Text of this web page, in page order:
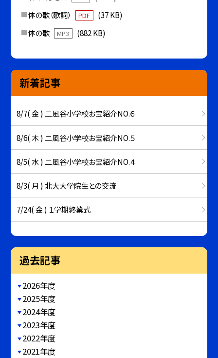
体の歌（歌詞）
PDF
(37 KB)
体の歌
MP3 (882 KB)
新着記事
8/7( 金 ) 二風谷小学校お宝紹介NO.６
8/6( 木 ) 二風谷小学校お宝紹介NO.５
8/5( 水 ) 二風谷小学校お宝紹介NO.４
8/3( 月 ) 北大大学院生との交流
7/24( 金 ) １学期終業式
過去記事
2026年度
2025年度
2024年度
2023年度
2022年度
2021年度